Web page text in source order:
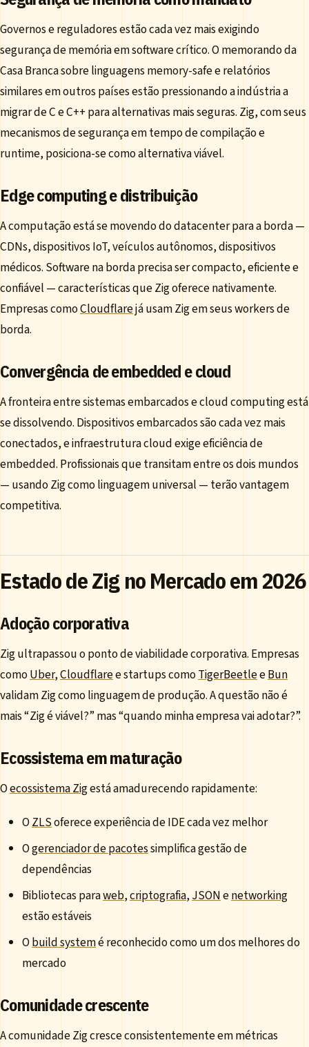
Governos e reguladores estão cada vez mais exigindo
segurança de memória em software crítico. O memorando da
Casa Branca sobre linguagens memory-safe e relatórios
similares em outros países estão pressionando a indústria a
migrar de C e C++ para alternativas mais seguras. Zig, com seus
mecanismos de segurança em tempo de compilação e
runtime, posiciona-se como alternativa viável.
Edge computing e distribuição
A computação está se movendo do datacenter para a borda —
CDNs, dispositivos IoT, veículos autônomos, dispositivos
médicos. Software na borda precisa ser compacto, eficiente e
confiável — características que Zig oferece nativamente.
Empresas comoCloudflarejá usam Zig em seus workers de
borda.
Convergência de embedded e cloud
A fronteira entre sistemas embarcados e cloud computing está
se dissolvendo. Dispositivos embarcados são cada vez mais
conectados, e infraestrutura cloud exige eficiência de
embedded. Profissionais que transitam entre os dois mundos
— usando Zig como linguagem universal — terão vantagem
competitiva.
Estado de Zig no Mercado em 2026
Adoção corporativa
Zig ultrapassou o ponto de viabilidade corporativa. Empresas
comoUber,Cloudflaree startups comoTigerBeetleeBun
validam Zig como linguagem de produção. A questão não é
mais “Zig é viável?” mas “quando minha empresa vai adotar?”.
Ecossistema em maturação
Oecossistema Zigestá amadurecendo rapidamente:
OZLSoferece experiência de IDE cada vez melhor
Ogerenciador de pacotessimplifica gestão de
dependências
Bibliotecas paraweb,criptografia,JSONenetworking
estão estáveis
Obuild systemé reconhecido como um dos melhores do
mercado
Comunidade crescente
A comunidade Zig cresce consistentemente em métricas